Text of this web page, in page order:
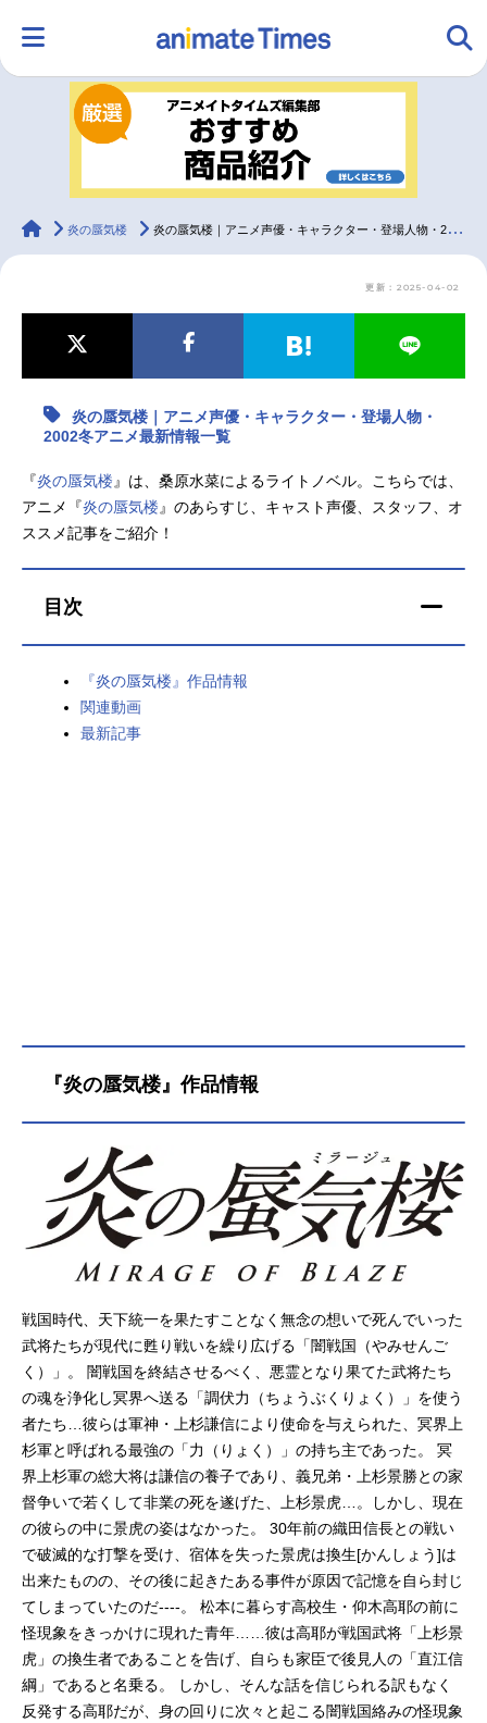
ランキング アニメ
ラジオ
最新記事一覧
アニメ記事一覧 声優記事一覧
アニメ映画一覧
今期アニメ曜日別一覧
春アニメ
男性声優/女性声優一覧
animateTimes
炎の蜃気楼 炎の蜃気楼｜アニメ声優・キャラクター・登場人物・2002冬アニメ最新情報一覧
更新：2025-04-02
炎の蜃気楼｜アニメ声優・キャラクター・登場人物・
2002冬アニメ最新情報一覧
『炎の蜃気楼 』は、桑原水菜によるライトノベル。こちらでは、
アニメ『炎の蜃気楼 』のあらすじ、キャスト声優、スタッフ、オ
ススメ記事をご紹介！
目次
『炎の蜃気楼』作品情報
関連動画
最新記事
『炎の蜃気楼』作品情報
戦国時代、天下統一を果たすことなく無念の想いで死んでいった
武将たちが現代に甦り戦いを繰り広げる「闇戦国（やみせんご
く）」。 闇戦国を終結させるべく、悪霊となり果てた武将たち
の魂を浄化し冥界へ送る「調伏力（ちょうぶくりょく）」を使う
者たち…彼らは軍神・上杉謙信により使命を与えられた、冥界上
杉軍と呼ばれる最強の「力（りょく）」の持ち主であった。 冥
界上杉軍の総大将は謙信の養子であり、義兄弟・上杉景勝との家
督争いで若くして非業の死を遂げた、上杉景虎…。しかし、現在
の彼らの中に景虎の姿はなかった。 30年前の織田信長との戦い
で破滅的な打撃を受け、宿体を失った景虎は換生[かんしょう]は
出来たものの、その後に起きたある事件が原因で記憶を自ら封じ
てしまっていたのだ----。 松本に暮らす高校生・仰木高耶の前に
怪現象をきっかけに現れた青年……彼は高耶が戦国武将「上杉景
虎」の換生者であることを告げ、自らも家臣で後見人の「直江信
綱」であると名乗る。 しかし、そんな話を信じられる訳もなく
反発する高耶だが、身の回りに次々と起こる闇戦国絡みの怪現象